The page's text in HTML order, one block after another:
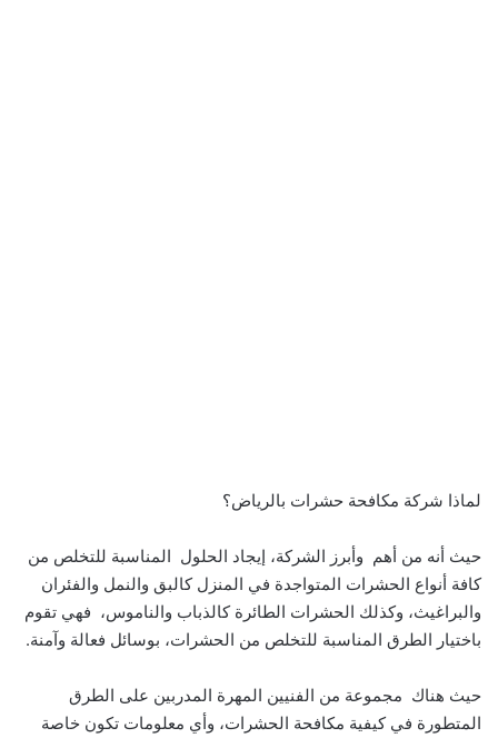
لماذا شركة مكافحة حشرات بالرياض؟
حيث أنه من أهم وأبرز الشركة، إيجاد الحلول المناسبة للتخلص من
كافة أنواع الحشرات المتواجدة في المنزل كالبق والنمل والفئران
والبراغيث، وكذلك الحشرات الطائرة كالذباب والناموس، فهي تقوم
باختيار الطرق المناسبة للتخلص من الحشرات، بوسائل فعالة وآمنة.
حيث هناك مجموعة من الفنيين المهرة المدربين على الطرق
المتطورة في كيفية مكافحة الحشرات، وأي معلومات تكون خاصة